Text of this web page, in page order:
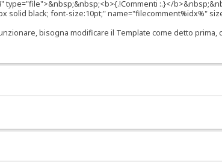
:.}</
solid black; font-size:10pt;" name="filecomment%idx%"
bisogna modificare il Template come detto prima,